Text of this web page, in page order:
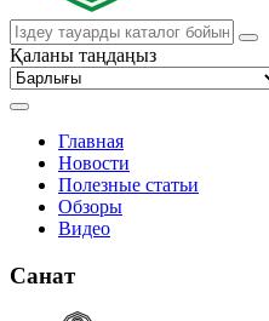
Қаланы таңдаңыз
Главная
Новости
Полезные статьи
Обзоры
Видео
Санат